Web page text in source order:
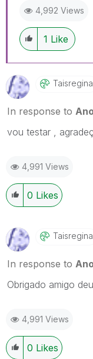
4,992 Views
1 Like
Taisregina
In response to
vou testar ,
4,991 Views
0 Likes
Taisregina
In response to
Obrigado amigo
4,991 Views
0 Likes